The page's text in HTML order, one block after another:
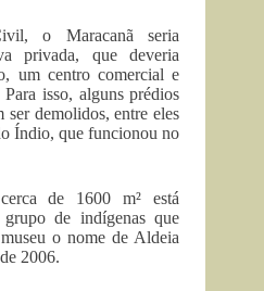
o Maracanã seria
privada, que deveria
um centro comercial e
isso, alguns prédios
ser demolidos, entre eles
Índio, que funcionou no
de 1600 m² está
de indígenas que
o nome de Aldeia
2006.